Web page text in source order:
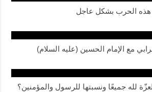
هذه الحرب بشكل عاجل
مع الإمام الحسين (عليه السلام)
لله جميعًا ونسبتها للرسول والمؤمنين؟